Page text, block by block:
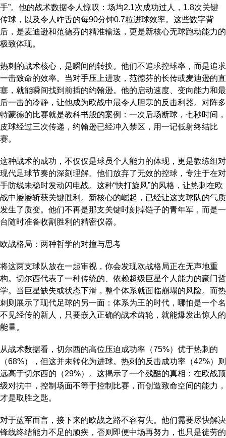
手”。他的战术数据令人惊叹：场均2.1次成功过人，1.8次关键
传球，以及令人咋舌的每90分钟0.7粒进球效率。这些数字背
后，是麦迪逊和范德芬的精准输送，更是新核心无球跑动能力的
极致体现。
热刺的战术核心，是瞬间的转换。他们不追求控球率，而是追求
一击致命的效率。当对手压上进攻，范德芬的长传或麦迪逊的直
塞，就能瞬间找到前插的约翰逊。他的启动速度、变向能力和最
后一击的冷静，让他成为欧战中最令人胆寒的反击利器。对阵多
特蒙德的比赛就是教科书般的案例：一次后场断球，七秒时间，
皮球经过三次传递，约翰逊已经冲入禁区，用一记低射终结比
赛。
这种战术的成功，不仅仅是球员个人能力的体现，更是教练组对
现代足球节奏的深刻理解。他们放弃了无效的控球，专注于在对
手防线未稳时发动闪电战。这种“快打旋风”的风格，让热刺在欧
战中屡屡斩获关键胜利。新核心的崛起，已经让这支球队的气质
发生了质变。他们不再是那支关键时刻掉链子的青年军，而是一
台随时准备收割胜利的精密仪器。
欧战格局：两种哲学的对撞与思考
将这两支球队放在一起审视，你会发现欧战格局正在无声地重
构。切尔西代表了一种传统的、依赖超级巨星个人能力的豪门哲
学。当巨星缺失或状态下滑，整个体系就面临崩塌的风险。而热
刺则展示了现代足球的另一面：体系为王的时代，哪怕是一个名
不见经传的新人，只要嵌入正确的战术齿轮，就能爆发出惊人的
能量。
从战术数据看，切尔西的高位压迫成功率（75%）优于热刺的
（68%），但这并未转化为进球。热刺的反击成功率（42%）则
远高于切尔西的（29%）。这揭示了一个残酷的真相：在欧战顶
级对抗中，控制场面不等于控制比赛，而创造致命空间的能力，
才是取胜之匙。
对于蓝军而言，接下来的欧战之路不容有失。他们需要尽快解决
锋线终结能力不足的顽疾，否则即便中场再努力，也只是徒劳的